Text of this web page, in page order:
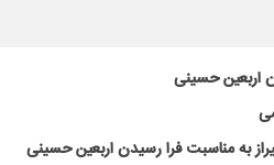
اربعین حسینی
به مناسبت فرا رسیدن اربعین حسینی